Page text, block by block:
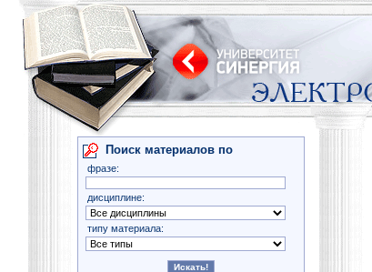
Поиск материалов по
фразе:
дисциплине:
типу материала: